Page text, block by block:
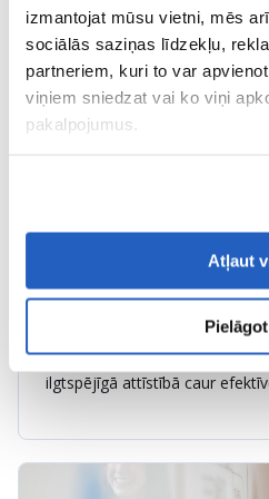
izmantojat mūsu vietni, mēs
sociālās saziņas līdzekļu,
partneriem, kuri to var
viņiem sniedzat vai ko viņi
pakalpojumus.
Atļaut
Pielāgot
kas tiek šķērseniski piemēroti
saistībām un uz kuriem
Aizsargāt un saglabāt vidi,
daudzveidību, kurus ietekmē
izmantojot reģeneratīvus
pielāgojoties pie klimatiskām
ilgtspējīgā attīstībā caur